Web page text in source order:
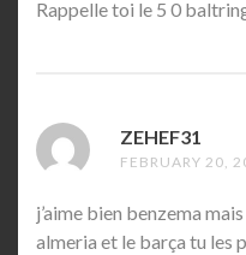
Rappelle toi le 5 0
ZEHEF31
FEBRUARY 20,
j’aime bien benzema
almeria et le barça tu les